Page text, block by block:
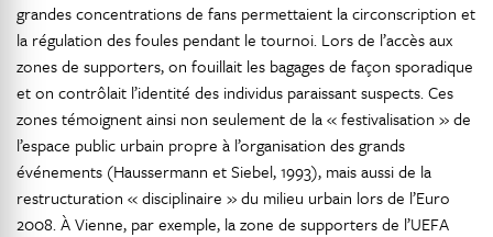
grandes concentrations de fans permettaient la circonscription et
la régulation des foules pendant le tournoi. Lors de l’accès aux
zones de supporters, on fouillait les bagages de façon sporadique
et on contrôlait l’identité des individus paraissant suspects. Ces
zones témoignent ainsi non seulement de la « festivalisation » de
l’espace public urbain propre à l’organisation des grands
événements (Haussermann et Siebel, 1993), mais aussi de la
restructuration « disciplinaire » du milieu urbain lors de l’Euro
2008. À Vienne, par exemple, la zone de supporters de l’UEFA